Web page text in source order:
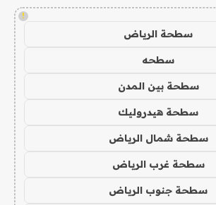
!
سطحة الرياض
سطحه
سطحة بين المدن
سطحة هيدروليك
سطحة شمال الرياض
سطحة غرب الرياض
سطحة جنوب الرياض